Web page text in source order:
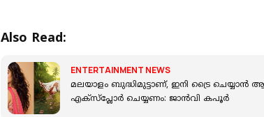
Also Read:
ENTERTAINMENT NEWS
മലയാളം ബുദ്ധിമുട്ടാണ്, ഇനി ട്രൈ ചെയ്യാൻ
എക്സ്പ്ലോർ ചെയ്യണം: ജാൻവി കപൂർ